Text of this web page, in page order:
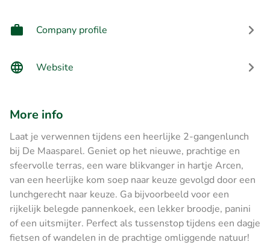
Company profile
Website
More info
Laat je verwennen tijdens een heerlijke 2-gangenlunch
bij De Maasparel. Geniet op het nieuwe, prachtige en
sfeervolle terras, een ware blikvanger in hartje Arcen,
van een heerlijke kom soep naar keuze gevolgd door een
lunchgerecht naar keuze. Ga bijvoorbeeld voor een
rijkelijk belegde pannenkoek, een lekker broodje, panini
of een uitsmijter. Perfect als tussenstop tijdens een dagje
fietsen of wandelen in de prachtige omliggende natuur!